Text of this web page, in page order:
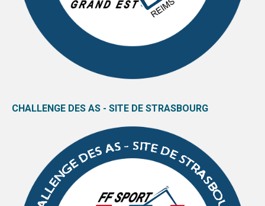
CHALLENGE DES AS - SITE DE STRASBOURG